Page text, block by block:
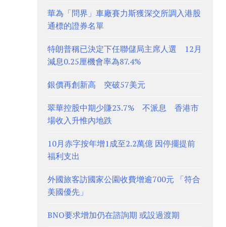
華為「問界」車廠賽力斯獲深交所調入港股
通標的證券名單
特朗普稱已決定下任聯儲局主席人選 12月
減息0.25厘機會率為87.4%
銀價再創新高 突破57美元
翠華控股中期少賺23.7% 不派息 香港市
場收入升惟內地跌
10月赤字按年增1成至2.2萬億 因停擺提前
福利支出
外國旅客訪國家公園收費增逾700元 「符合
美國優先」
BNO要求增加仍在諮詢期 或設過渡期